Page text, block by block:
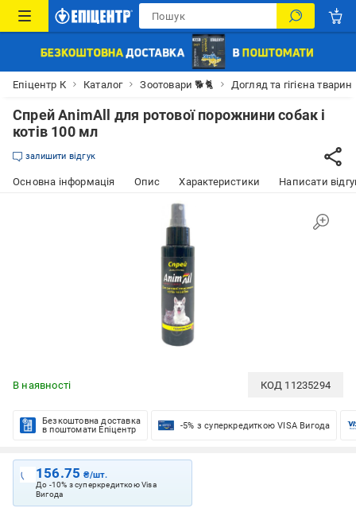
Епіцентр К Каталог Зоотовари 🐕🐈 Догляд та гігієна тварин
Спрей AnimAll для ротової порожнини собак і
котів 100 мл
залишити відгук
Основна інформація Опис Характеристики Написати
В наявності КОД 11235294
Безкоштовна доставка
в поштомати Епіцентр
-5% з суперкредиткою VISA Вигода
156.75₴/шт.
До -10% з суперкредиткою Visa
Вигода